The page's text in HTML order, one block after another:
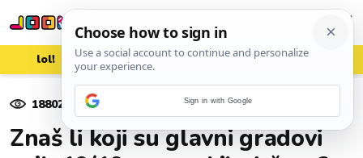
lol! aww vrh! woot?!
18802 pregleda
Znaš li koji su glavni gradovi
Sign in with Google